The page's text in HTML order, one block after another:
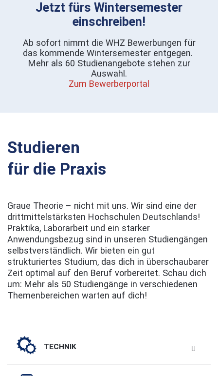
Jetzt fürs Wintersemester
einschreiben!
Ab sofort nimmt die WHZ Bewerbungen für
das kommende Wintersemester entgegen.
Mehr als 60 Studienangebote stehen zur
Auswahl.
Zum Bewerberportal
Studieren
für die Praxis
Graue Theorie – nicht mit uns. Wir sind eine der
drittmittelstärksten Hochschulen Deutschlands!
Praktika, Laborarbeit und ein starker
Anwendungsbezug sind in unseren Studiengängen
selbstverständlich. Wir bieten ein gut
strukturiertes Studium, das dich in überschaubarer
Zeit optimal auf den Beruf vorbereitet. Schau dich
um: Mehr als 50 Studiengänge in verschiedenen
Themenbereichen warten auf dich!
TECHNIK